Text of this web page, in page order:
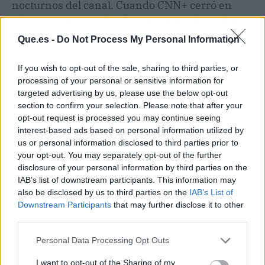
Que.es - Do Not Process My Personal Information
If you wish to opt-out of the sale, sharing to third parties, or
processing of your personal or sensitive information for
targeted advertising by us, please use the below opt-out
section to confirm your selection. Please note that after your
opt-out request is processed you may continue seeing
interest-based ads based on personal information utilized by
us or personal information disclosed to third parties prior to
your opt-out. You may separately opt-out of the further
disclosure of your personal information by third parties on the
IAB’s list of downstream participants. This information may
also be disclosed by us to third parties on the IAB’s List of
Downstream Participants that may further disclose it to other
Personal Data Processing Opt Outs
I want to opt-out of the Sharing of my
nocturnos del canal. Cuando CNN+ cerró en
2010, Mediaset la fichó casi de inmediato.Fue
el primer gran reconocimientode la industria
trincheras informativas, con experiencia en
economía, en directo y en información de
urgencia.